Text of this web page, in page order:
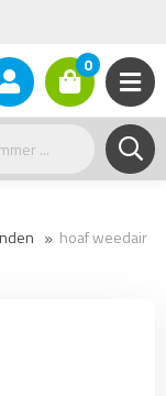
26
0
hoaf weedair